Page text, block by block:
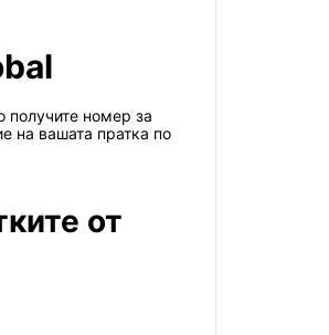
получите номер за
на вашата пратка по
от